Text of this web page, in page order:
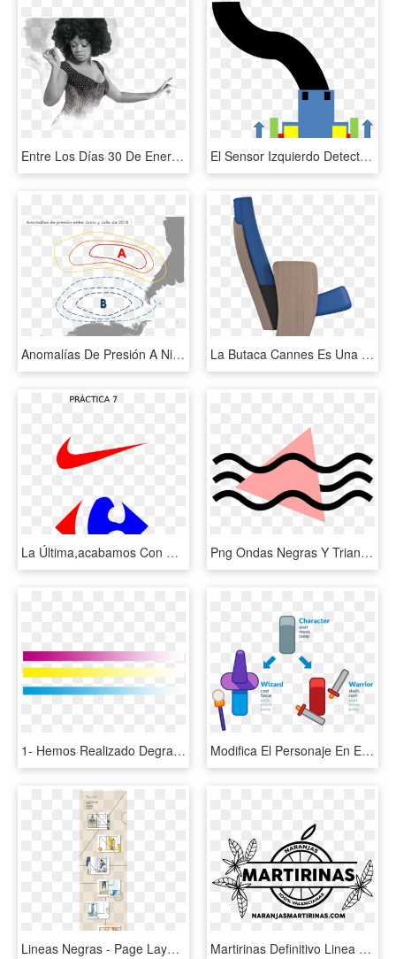
Entre Los Días 30 De Enero Y 28 De Febrero La Música - Musica Negra Png, Transparent Png El Sensor Izquierdo Detecta La Linea Negra Y El Derecho, HD Png Download
Anomalías De Presión A Nivel Del Mar En Los Meses De - Circle, HD Png Download La Butaca Cannes Es Una Butaca De Diseño Elegante Y - Chair, HD Png Download
La Última,acabamos Con Esta Última Práctica En La Que - Carrefour Icon, HD Png Download Png Ondas Negras Y Triangulo De Color Coral - Graphic Designs Overlay Png, Transparent Png
1- Hemos Realizado Degradados De Los Colores Primarios - Lineas De Colores Degradados, HD Png Download Modifica El Personaje En El Editor Y El Mago Se Actualizará, HD Png Download
Lineas Negras - Page Layout, HD Png Download Martirinas Definitivo Linea Negra Finav2 Para Cajas - Illustration, HD Png Download